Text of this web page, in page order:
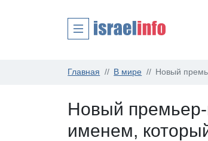
Главная В мире Новый
Новый
именем,